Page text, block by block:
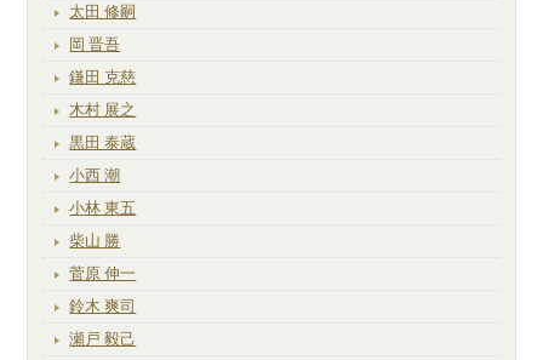
太田 修嗣
岡 晋吾
鎌田 克慈
木村 展之
黒田 泰蔵
小西 潮
小林 東五
柴山 勝
菅原 伸一
鈴木 爽司
瀬戸 毅己